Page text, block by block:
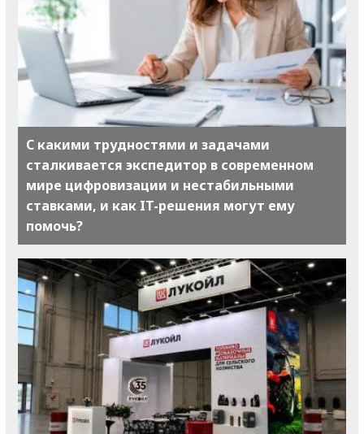
С какими трудностями и задачами
сталкивается экспедитор в современном
мире цифровизации и нестабильными
ставками, и как IT-решения могут ему
помочь?